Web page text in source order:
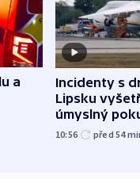
a
Incidenty s
Lipsku
úmyslný
exploze
10:56 před 54